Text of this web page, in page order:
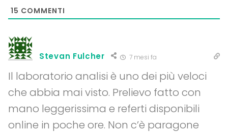
15 COMMENTI
Stevan Fulcher 7 mesi fa
Il laboratorio analisi è uno dei più veloci
che abbia mai visto. Prelievo fatto con
mano leggerissima e referti disponibili
online in poche ore. Non c’è paragone